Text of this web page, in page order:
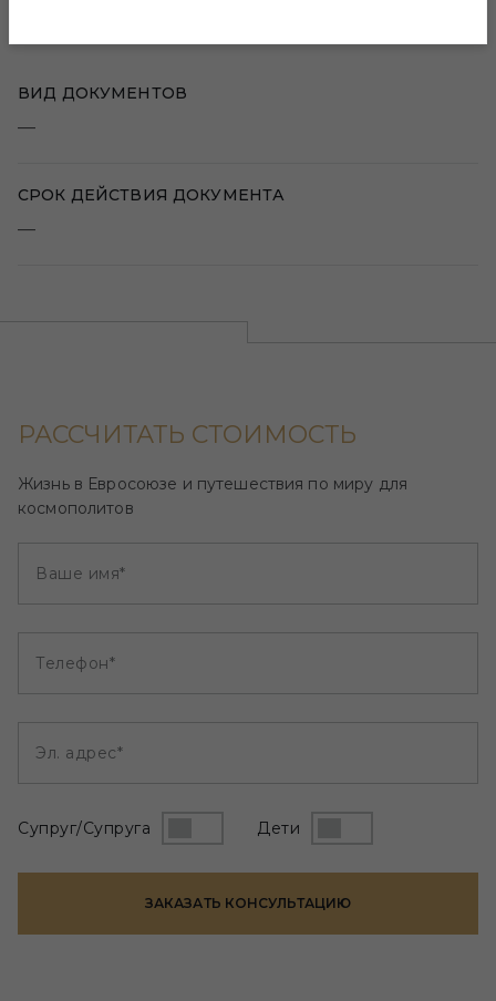
ВИД ДОКУМЕНТОВ
—
СРОК ДЕЙСТВИЯ ДОКУМЕНТА
—
РАССЧИТАТЬ СТОИМОСТЬ
Жизнь в Евросоюзе и путешествия по миру для
космополитов
Ваше имя*
Телефон*
Эл. адрес*
Супруг/Супруга Дети
ЗАКАЗАТЬ КОНСУЛЬТАЦИЮ